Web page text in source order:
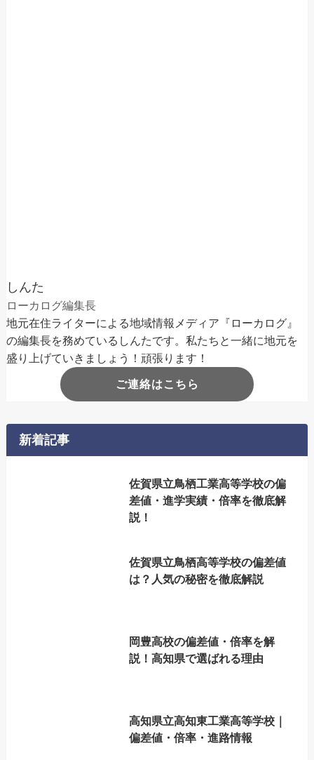
しんた
ローカログ編集長
地元在住ライターによる地域情報メディア『ローカログ』
の編集長を務めているしんたです。私たちと一緒に地元を
盛り上げていきましょう！頑張ります！
ご連絡はこちら
新着記事
佐賀県立鳥栖工業高等学校の偏
差値・進学実績・倍率を徹底解
説！
佐賀県立鳥栖高等学校の偏差値
は？人気の秘密を徹底解説
岡豊高校の偏差値・倍率を解
説！高知県で選ばれる理由
高知県立高知東工業高等学校｜
偏差値・倍率・進路情報